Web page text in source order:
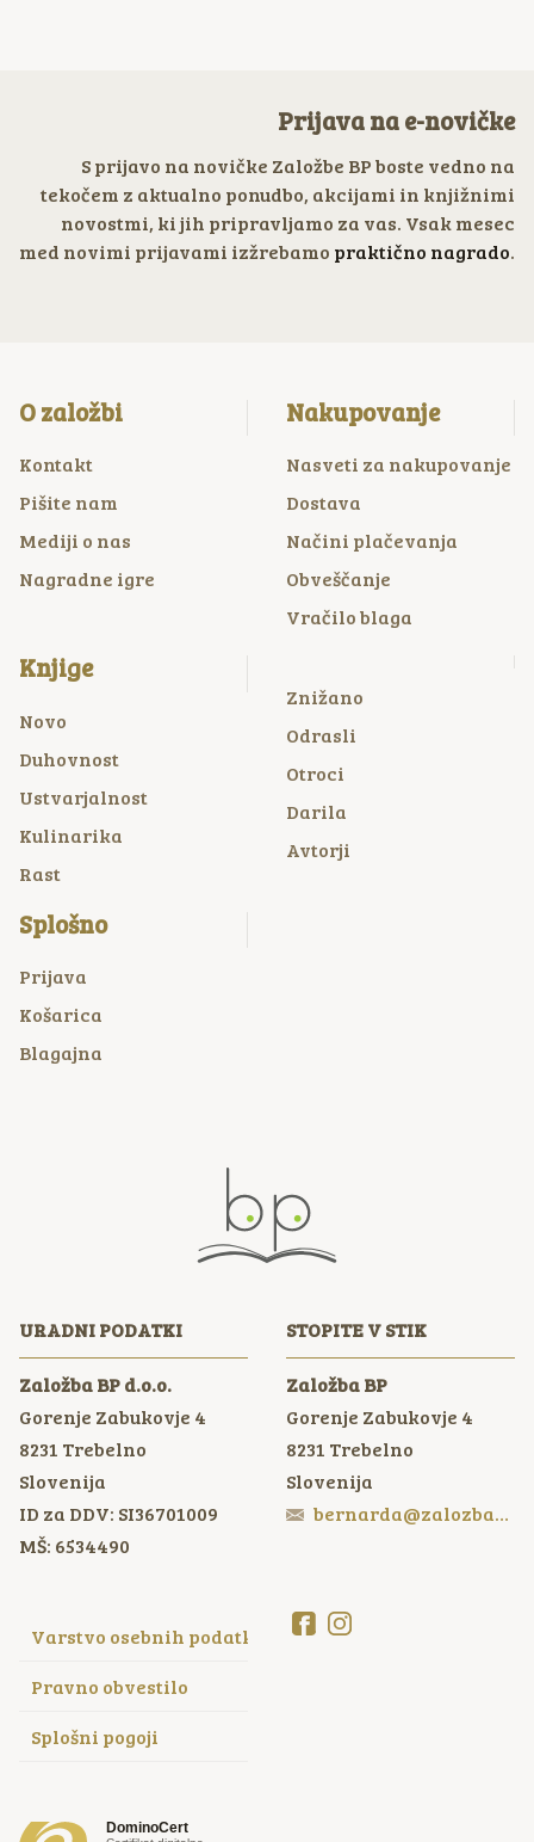
Prijava na e-novičke
S prijavo na novičke Založbe BP boste vedno na
tekočem z aktualno ponudbo, akcijami in knjižnimi
novostmi, ki jih pripravljamo za vas. Vsak mesec
med novimi prijavami izžrebamo praktično nagrado.
O založbi
Kontakt
Pišite nam
Mediji o nas
Nagradne igre
Nakupovanje
Nasveti za nakupovanje
Dostava
Načini plačevanja
Obveščanje
Vračilo blaga
Knjige
Novo
Duhovnost
Ustvarjalnost
Kulinarika
Rast
Znižano
Odrasli
Otroci
Darila
Avtorji
Splošno
Prijava
Košarica
Blagajna
URADNI PODATKI
Založba BP d.o.o.
Gorenje Zabukovje 4
8231 Trebelno
Slovenija
ID za DDV: SI36701009
MŠ: 6534490
STOPITE V STIK
Založba BP
Gorenje Zabukovje 4
8231 Trebelno
Slovenija
bernarda@zalozbabp.si
Varstvo osebnih podatkov
Pravno obvestilo
Splošni pogoji
DominoCert